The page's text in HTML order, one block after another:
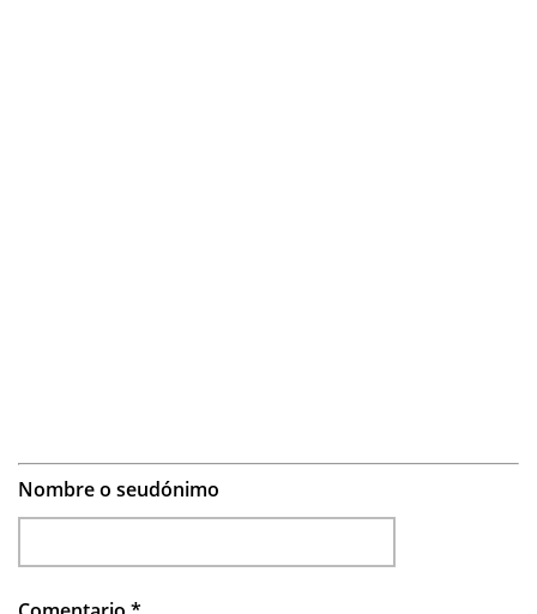
Nombre o seudónimo